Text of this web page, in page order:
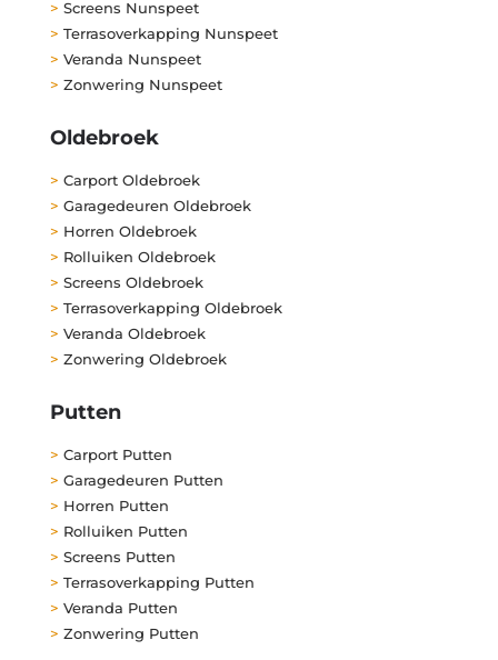
> Screens Nunspeet
> Terrasoverkapping Nunspeet
> Veranda Nunspeet
> Zonwering Nunspeet
Oldebroek
> Carport Oldebroek
> Garagedeuren Oldebroek
> Horren Oldebroek
> Rolluiken Oldebroek
> Screens Oldebroek
> Terrasoverkapping Oldebroek
> Veranda Oldebroek
> Zonwering Oldebroek
Putten
> Carport Putten
> Garagedeuren Putten
> Horren Putten
> Rolluiken Putten
> Screens Putten
> Terrasoverkapping Putten
> Veranda Putten
> Zonwering Putten